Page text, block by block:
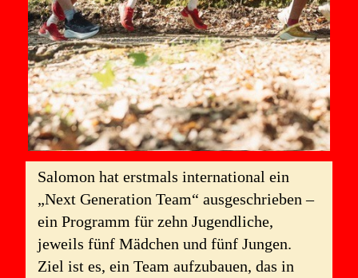
Salomon hat erstmals international ein
„Next Generation Team“ ausgeschrieben –
ein Programm für zehn Jugendliche,
jeweils fünf Mädchen und fünf Jungen.
Ziel ist es, ein Team aufzubauen, das in